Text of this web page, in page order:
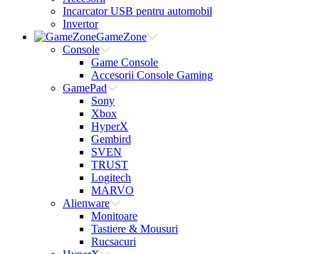
Incarcator USB pentru automobil
Invertor
GameZone
Console
Game Console
Accesorii Console Gaming
GamePad
Sony
Xbox
HyperX
Gembird
SVEN
TRUST
Logitech
MARVO
Alienware
Monitoare
Tastiere & Mousuri
Rucsacuri